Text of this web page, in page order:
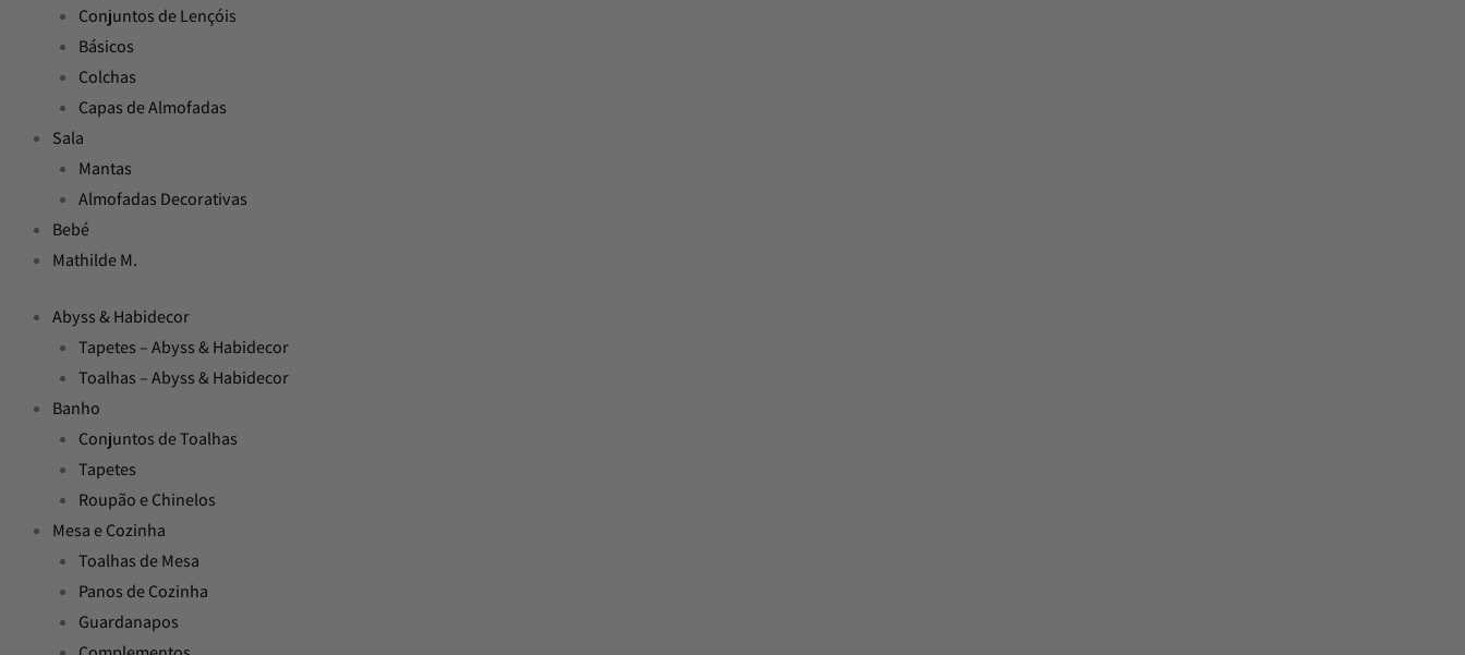
Conjuntos de Lençóis
Básicos
Colchas
Capas de Almofadas
Sala
Mantas
Almofadas Decorativas
Bebé
Mathilde M.
Abyss & Habidecor
Tapetes – Abyss & Habidecor
Toalhas – Abyss & Habidecor
Banho
Conjuntos de Toalhas
Tapetes
Roupão e Chinelos
Mesa e Cozinha
Toalhas de Mesa
Panos de Cozinha
Guardanapos